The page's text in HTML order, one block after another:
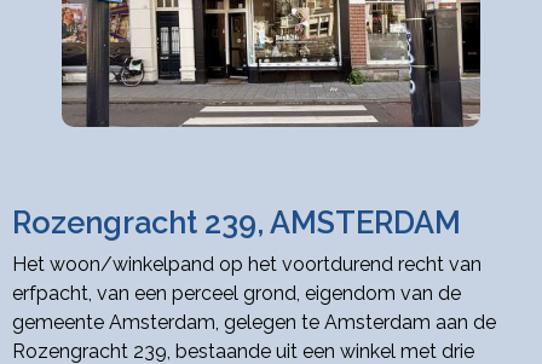
Rozengracht 239, AMSTERDAM
Het woon/winkelpand op het voortdurend recht van
erfpacht, van een perceel grond, eigendom van de
gemeente Amsterdam, gelegen te Amsterdam aan de
Rozengracht 239, bestaande uit een winkel met drie